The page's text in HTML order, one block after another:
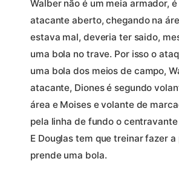
Walber não é um meia armador,
atacante aberto, chegando na
estava mal, deveria ter saido,
uma bola no trave. Por isso o
uma bola dos meios de campo,
atacante, Diones é segundo
área e Moises e volante de
pela linha de fundo o
E Douglas tem que treinar fazer a
prende uma bola.